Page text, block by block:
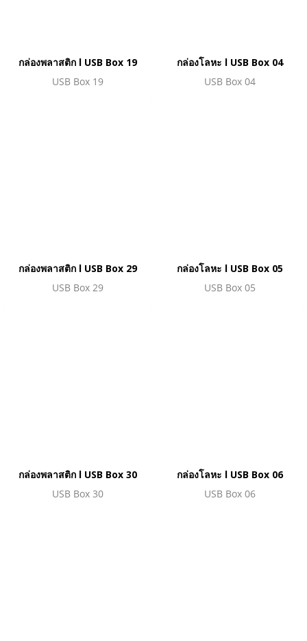
กล่องพลาสติก l USB Box 19
USB Box 19
กล่องโลหะ l USB Box 04
USB Box 04
กล่องพลาสติก l USB Box 29
USB Box 29
กล่องโลหะ l USB Box 05
USB Box 05
กล่องพลาสติก l USB Box 30
USB Box 30
กล่องโลหะ l USB Box 06
USB Box 06